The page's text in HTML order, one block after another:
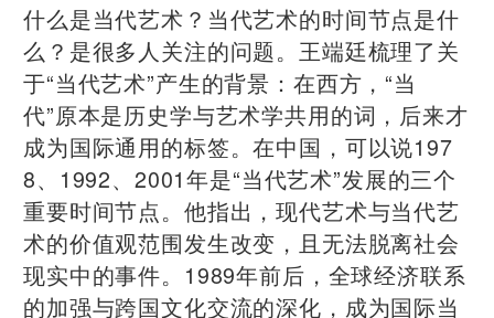
什么是当代艺术？当代艺术的时间节点是什
么？是很多人关注的问题。王端廷梳理了关
于“当代艺术”产生的背景：在西方，“当
代”原本是历史学与艺术学共用的词，后来才
成为国际通用的标签。在中国，可以说197
8、1992、2001年是“当代艺术”发展的三个
重要时间节点。他指出，现代艺术与当代艺
术的价值观范围发生改变，且无法脱离社会
现实中的事件。1989年前后，全球经济联系
的加强与跨国文化交流的深化，成为国际当